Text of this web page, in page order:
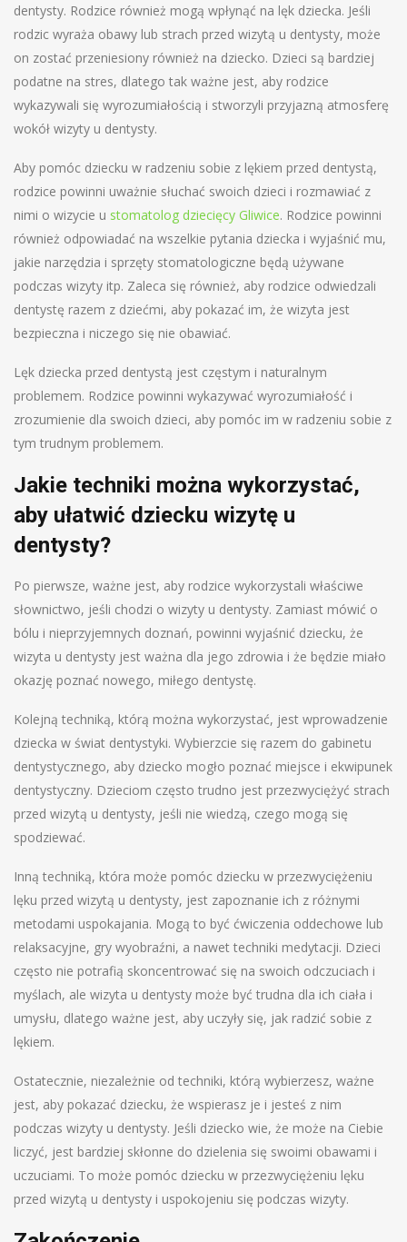
dentysty. Rodzice również mogą wpłynąć na lęk dziecka. Jeśli
rodzic wyraża obawy lub strach przed wizytą u dentysty, może
on zostać przeniesiony również na dziecko. Dzieci są bardziej
podatne na stres, dlatego tak ważne jest, aby rodzice
wykazywali się wyrozumiałością i stworzyli przyjazną atmosferę
wokół wizyty u dentysty.
Aby pomóc dziecku w radzeniu sobie z lękiem przed dentystą,
rodzice powinni uważnie słuchać swoich dzieci i rozmawiać z
nimi o wizycie u stomatolog dziecięcy Gliwice. Rodzice powinni
również odpowiadać na wszelkie pytania dziecka i wyjaśnić mu,
jakie narzędzia i sprzęty stomatologiczne będą używane
podczas wizyty itp. Zaleca się również, aby rodzice odwiedzali
dentystę razem z dziećmi, aby pokazać im, że wizyta jest
bezpieczna i niczego się nie obawiać.
Lęk dziecka przed dentystą jest częstym i naturalnym
problemem. Rodzice powinni wykazywać wyrozumiałość i
zrozumienie dla swoich dzieci, aby pomóc im w radzeniu sobie z
tym trudnym problemem.
Jakie techniki można wykorzystać,
aby ułatwić dziecku wizytę u
dentysty?
Po pierwsze, ważne jest, aby rodzice wykorzystali właściwe
słownictwo, jeśli chodzi o wizyty u dentysty. Zamiast mówić o
bólu i nieprzyjemnych doznań, powinni wyjaśnić dziecku, że
wizyta u dentysty jest ważna dla jego zdrowia i że będzie miało
okazję poznać nowego, miłego dentystę.
Kolejną techniką, którą można wykorzystać, jest wprowadzenie
dziecka w świat dentystyki. Wybierzcie się razem do gabinetu
dentystycznego, aby dziecko mogło poznać miejsce i ekwipunek
dentystyczny. Dzieciom często trudno jest przezwyciężyć strach
przed wizytą u dentysty, jeśli nie wiedzą, czego mogą się
spodziewać.
Inną techniką, która może pomóc dziecku w przezwyciężeniu
lęku przed wizytą u dentysty, jest zapoznanie ich z różnymi
metodami uspokajania. Mogą to być ćwiczenia oddechowe lub
relaksacyjne, gry wyobraźni, a nawet techniki medytacji. Dzieci
często nie potrafią skoncentrować się na swoich odczuciach i
myślach, ale wizyta u dentysty może być trudna dla ich ciała i
umysłu, dlatego ważne jest, aby uczyły się, jak radzić sobie z
lękiem.
Ostatecznie, niezależnie od techniki, którą wybierzesz, ważne
jest, aby pokazać dziecku, że wspierasz je i jesteś z nim
podczas wizyty u dentysty. Jeśli dziecko wie, że może na Ciebie
liczyć, jest bardziej skłonne do dzielenia się swoimi obawami i
uczuciami. To może pomóc dziecku w przezwyciężeniu lęku
przed wizytą u dentysty i uspokojeniu się podczas wizyty.